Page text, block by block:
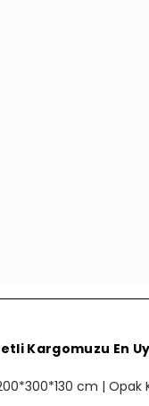
Kargomuzu En
cm | Opak